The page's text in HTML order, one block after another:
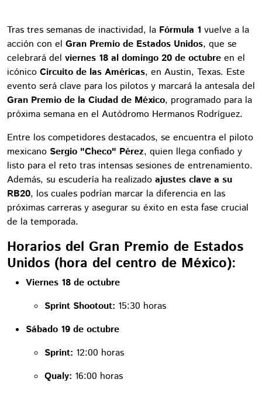
Tras tres semanas de inactividad, la Fórmula 1 vuelve a la
acción con el Gran Premio de Estados Unidos, que se
celebrará del viernes 18 al domingo 20 de octubre en el
icónico Circuito de las Américas, en Austin, Texas. Este
evento será clave para los pilotos y marcará la antesala del
Gran Premio de la Ciudad de México, programado para la
próxima semana en el Autódromo Hermanos Rodríguez.
Entre los competidores destacados, se encuentra el piloto
mexicano Sergio "Checo" Pérez, quien llega confiado y
listo para el reto tras intensas sesiones de entrenamiento.
Además, su escudería ha realizado ajustes clave a su
RB20, los cuales podrían marcar la diferencia en las
próximas carreras y asegurar su éxito en esta fase crucial
de la temporada.
Horarios del Gran Premio de Estados
Unidos (hora del centro de México):
Viernes 18 de octubre
Sprint Shootout: 15:30 horas
Sábado 19 de octubre
Sprint: 12:00 horas
Qualy: 16:00 horas